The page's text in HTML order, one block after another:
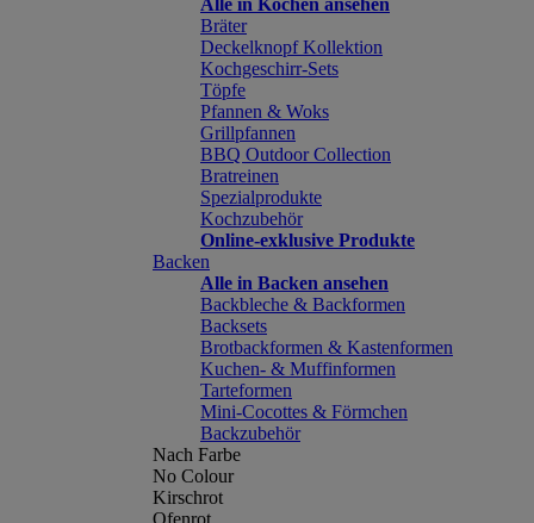
Alle in Kochen ansehen
Bräter
Deckelknopf Kollektion
Kochgeschirr-Sets
Töpfe
Pfannen & Woks
Grillpfannen
BBQ Outdoor Collection
Bratreinen
Spezialprodukte
Kochzubehör
Online-exklusive Produkte
Backen
Alle in Backen ansehen
Backbleche & Backformen
Backsets
Brotbackformen & Kastenformen
Kuchen- & Muffinformen
Tarteformen
Mini-Cocottes & Förmchen
Backzubehör
Nach Farbe
No Colour
Kirschrot
Ofenrot